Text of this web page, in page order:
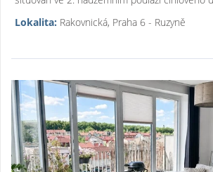
Lokalita: Rakovnická, Praha 6 - Ruzyně